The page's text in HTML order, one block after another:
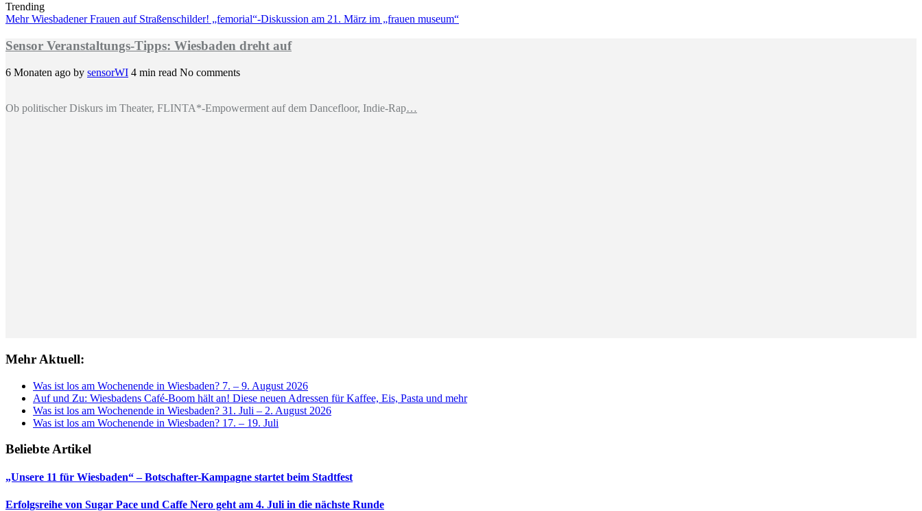
Trending
Mehr Wiesbadener Frauen auf Straßenschilder! „femorial“-Diskussion am 21. März im „frauen museum“
Sensor Veranstaltungs-Tipps: Wiesbaden dreht auf
6 Monaten ago by sensorWI 4 min read No comments
Ob politischer Diskurs im Theater, FLINTA*-Empowerment auf dem Dancefloor, Indie-Rap…
Mehr Aktuell:
Was ist los am Wochenende in Wiesbaden? 7. – 9. August 2026
Auf und Zu: Wiesbadens Café-Boom hält an! Diese neuen Adressen für Kaffee, Eis, Pasta und mehr
Was ist los am Wochenende in Wiesbaden? 31. Juli – 2. August 2026
Was ist los am Wochenende in Wiesbaden? 17. – 19. Juli
Beliebte Artikel
„Unsere 11 für Wiesbaden“ – Botschafter-Kampagne startet beim Stadtfest
Erfolgsreihe von Sugar Pace und Caffe Nero geht am 4. Juli in die nächste Runde